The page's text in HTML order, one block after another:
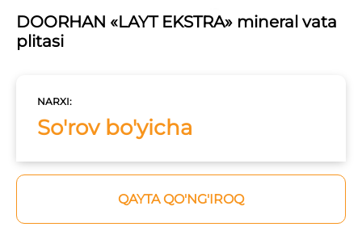
DOORHAN «LAYT EKSTRA» mineral vata
plitasi
NARXI:
So'rov bo'yicha
QAYTA QO'NG'IROQ